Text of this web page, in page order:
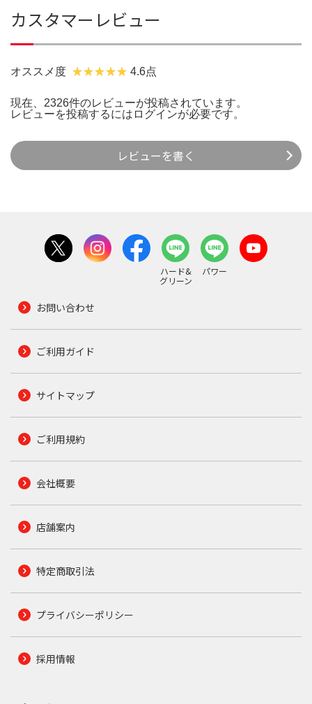
カスタマーレビュー
オススメ度 4.6点
現在、2326件のレビューが投稿されています。
レビューを投稿するには ログインが必要です。
レビューを書く
ハード&
グリーン
パワー
お問い合わせ
ご利用ガイド
サイトマップ
ご利用規約
会社概要
店舗案内
特定商取引法
プライバシーポリシー
採用情報